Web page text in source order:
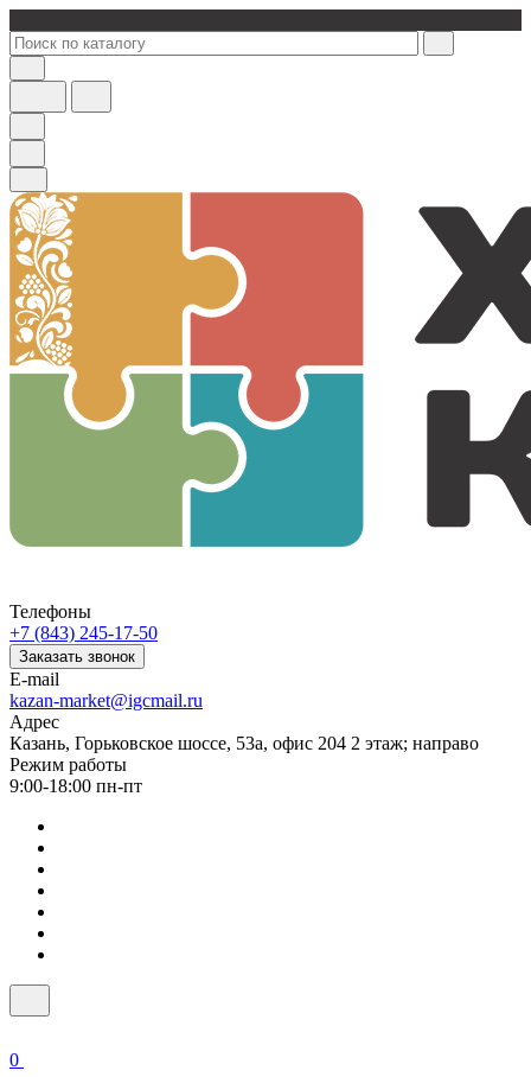
Телефоны
+7 (843) 245-17-50
Заказать звонок
E-mail
kazan-market@igcmail.ru
Адрес
Казань, ​Горьковское шоссе, 53а, офис 204 2 этаж; направо
Режим работы
9:00-18:00 пн-пт
0